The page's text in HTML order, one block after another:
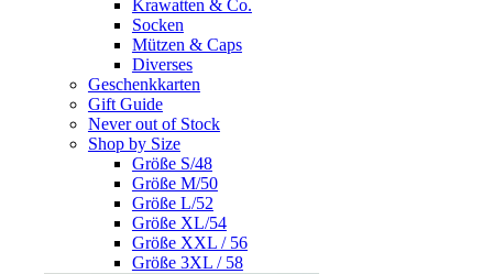
Krawatten & Co.
Socken
Mützen & Caps
Diverses
Geschenkkarten
Gift Guide
Never out of Stock
Shop by Size
Größe S/48
Größe M/50
Größe L/52
Größe XL/54
Größe XXL / 56
Größe 3XL / 58